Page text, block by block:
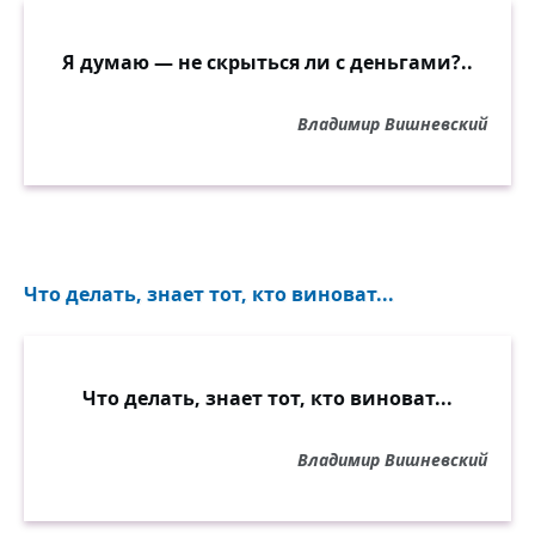
Я думаю — не скрыться ли с деньгами?..
Владимир Вишневский
Что делать, знает тот, кто виноват...
Что делать, знает тот, кто виноват...
Владимир Вишневский